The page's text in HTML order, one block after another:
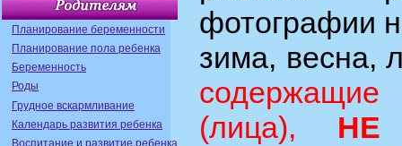
Планирование беременности
Планирование пола ребенка
Беременность
Роды
Грудное вскармливание
Календарь развития ребенка
Воспитание и развитие ребенка
фотографии
зима, весна,
(лица), НЕ